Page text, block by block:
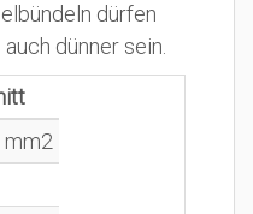
dürfen
dünner sein.
mm2